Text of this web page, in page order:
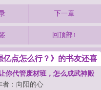
下一章
回顶部↑
点怎么行？》的书友还喜
你代管废材班，怎么成武神殿
了
者：向阳的心